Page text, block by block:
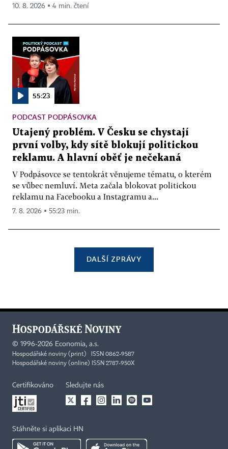
10. 8. 2026 ▪ 4 min. čtení
55:23
PODCAST PODPÁSOVKA
Utajený problém. V Česku se chystají
první volby, kdy sítě blokují politickou
reklamu. A hlavní oběť je nečekaná
V Podpásovce se tentokrát věnujeme tématu, o kterém
se vůbec nemluví. Meta začala blokovat politickou
reklamu na Facebooku a Instagramu a...
7. 8. 2026 ▪ 55:23 min.
DALŠÍ ZPRÁVY
© 1996-2026 Economia, a.s.
Hospodářské noviny (print) ISSN 0862-9587
Hospodářské noviny (online) ISSN 2787-950X
Certifikováno Sledujte nás
Stáhněte si aplikaci HN